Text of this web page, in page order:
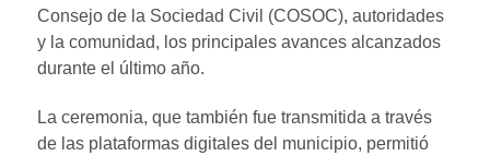
Consejo de la Sociedad Civil (COSOC), autoridades
y la comunidad, los principales avances alcanzados
durante el último año.
La ceremonia, que también fue transmitida a través
de las plataformas digitales del municipio, permitió